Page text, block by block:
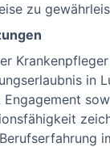
zu
in